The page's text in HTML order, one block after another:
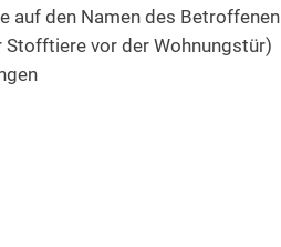
auf den Namen des Betroffenen
Stofftiere vor der Wohnungstür)